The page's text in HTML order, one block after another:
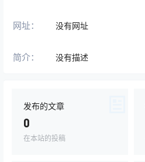
网址： 没有网址
简介： 没有描述
发布的文章
0
在本站的投稿